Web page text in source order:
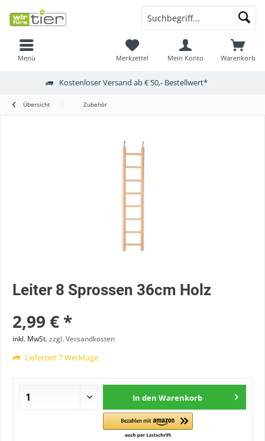
Menü Warenkorb
Merkzettel Mein Konto
Kostenloser Versand ab € 50,- Bestellwert*
Übersicht Zubehör
Leiter 8 Sprossen 36cm Holz
2,99 € *
inkl. MwSt.zzgl. Versandkosten
Lieferzeit 7 Werktage
In den Warenkorb